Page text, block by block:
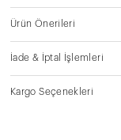
Ürün Önerileri
İade & İptal İşlemleri
Kargo Seçenekleri